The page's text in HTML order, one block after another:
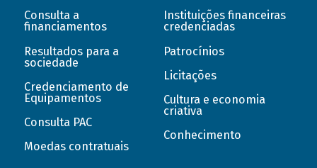
Consulta a
financiamentos
Resultados para a
sociedade
Credenciamento de
Equipamentos
Consulta PAC
Moedas contratuais
Instituições financeiras
credenciadas
Patrocínios
Licitações
Cultura e economia
criativa
Conhecimento